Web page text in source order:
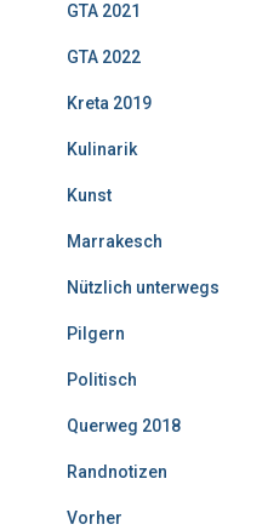
GTA 2021
GTA 2022
Kreta 2019
Kulinarik
Kunst
Marrakesch
Nützlich unterwegs
Pilgern
Politisch
Querweg 2018
Randnotizen
Vorher